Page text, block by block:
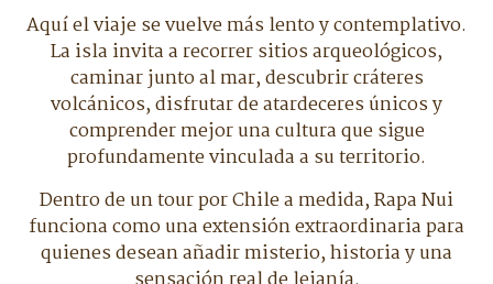
Aquí el viaje se vuelve más lento y contemplativo.
La isla invita a recorrer sitios arqueológicos,
caminar junto al mar, descubrir cráteres
volcánicos, disfrutar de atardeceres únicos y
comprender mejor una cultura que sigue
profundamente vinculada a su territorio.
Dentro de un tour por Chile a medida, Rapa Nui
funciona como una extensión extraordinaria para
quienes desean añadir misterio, historia y una